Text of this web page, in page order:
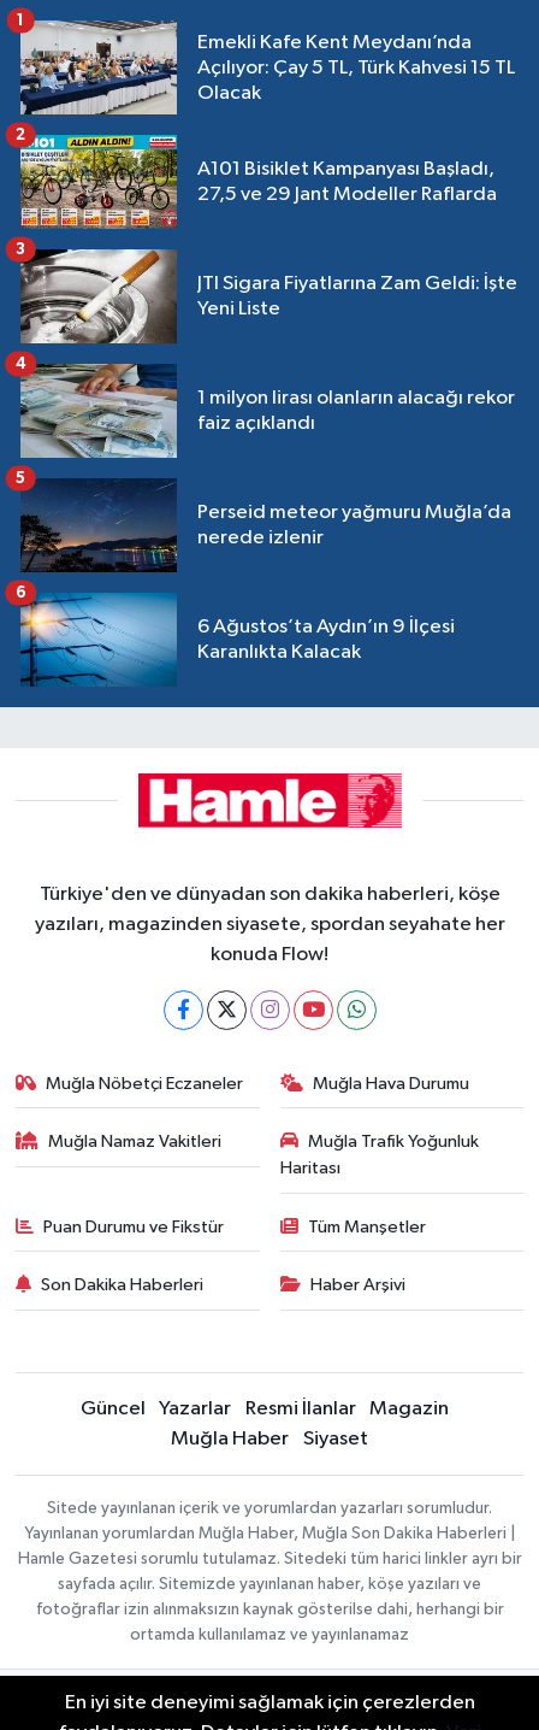
Emekli Kafe Kent Meydanı’nda
Açılıyor: Çay 5 TL, Türk Kahvesi 15 TL
Olacak
1
A101 Bisiklet Kampanyası Başladı,
27,5 ve 29 Jant Modeller Raflarda
2
JTI Sigara Fiyatlarına Zam Geldi: İşte
Yeni Liste
3
1 milyon lirası olanların alacağı rekor
faiz açıklandı
4
Perseid meteor yağmuru Muğla’da
nerede izlenir
5
6 Ağustos’ta Aydın’ın 9 İlçesi
Karanlıkta Kalacak
6
Türkiye'den ve dünyadan son dakika haberleri, köşe
yazıları, magazinden siyasete, spordan seyahate her
konuda Flow!
Muğla Nöbetçi Eczaneler Muğla Hava Durumu
Muğla Namaz Vakitleri
Muğla Trafik Yoğunluk
Haritası
Puan Durumu ve Fikstür Tüm Manşetler
Son Dakika Haberleri Haber Arşivi
Güncel Yazarlar Resmi İlanlar
Magazin
Muğla Haber
Siyaset
Sitede yayınlanan içerik ve yorumlardan yazarları sorumludur.
Yayınlanan yorumlardan Muğla Haber, Muğla Son Dakika Haberleri |
Hamle Gazetesi sorumlu tutulamaz. Sitedeki tüm harici linkler ayrı bir
sayfada açılır. Sitemizde yayınlanan haber, köşe yazıları ve
fotoğraflar izin alınmaksızın kaynak gösterilse dahi, herhangi bir
ortamda kullanılamaz ve yayınlanamaz
Gizlilik Sözleşmesi
Veri Politikası
Haber Yazılımı: TE Bilişim
En iyi site deneyimi sağlamak için çerezlerden